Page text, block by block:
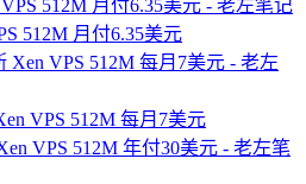
512M 月付6.35美元
VPS 512M 每月7美元